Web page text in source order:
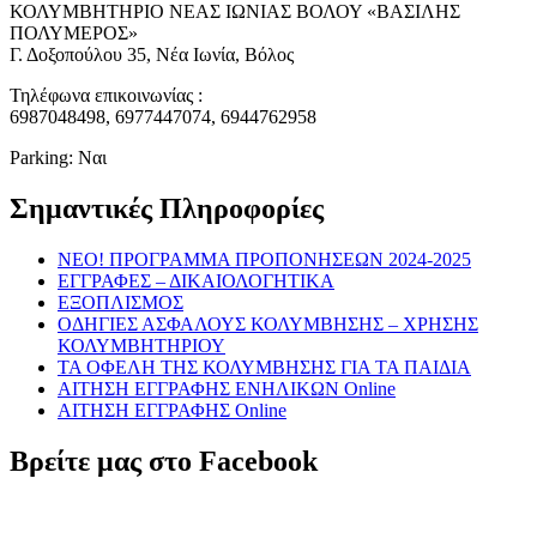
ΚΟΛΥΜΒΗΤΗΡΙΟ ΝΕΑΣ ΙΩΝΙΑΣ ΒΟΛΟΥ «ΒΑΣΙΛΗΣ
ΠΟΛΥΜΕΡΟΣ»
Γ. Δοξοπούλου 35, Νέα Ιωνία, Βόλος
Τηλέφωνα επικοινωνίας :
6987048498, 6977447074, 6944762958
Parking: Ναι
Σημαντικές Πληροφορίες
NEO! ΠΡΟΓΡΑΜΜΑ ΠΡΟΠΟΝΗΣΕΩΝ 2024-2025
ΕΓΓΡΑΦΕΣ – ΔΙΚΑΙΟΛΟΓΗΤΙΚΑ
ΕΞΟΠΛΙΣΜΟΣ
ΟΔΗΓΙΕΣ ΑΣΦΑΛΟΥΣ ΚΟΛΥΜΒΗΣΗΣ – ΧΡΗΣΗΣ
ΚΟΛΥΜΒΗΤΗΡΙΟΥ
ΤΑ ΟΦΕΛΗ ΤΗΣ ΚΟΛΥΜΒΗΣΗΣ ΓΙΑ ΤΑ ΠΑΙΔΙΑ
ΑΙΤΗΣΗ ΕΓΓΡΑΦΗΣ ΕΝΗΛΙΚΩΝ Online
ΑΙΤΗΣΗ ΕΓΓΡΑΦΗΣ Online
Βρείτε μας στο Facebook